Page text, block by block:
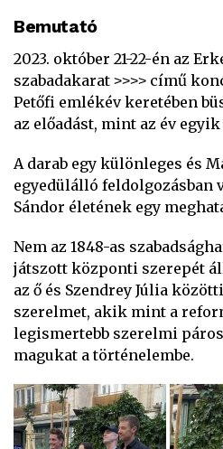
Bemutató
2023. október 21-22-én az
szabadakarat ˃˃˃˃ című
Petőfi emlékév keretében
az előadást, mint az év
A darab egy különleges és
egyedülálló feldolgozásban
Sándor életének egy
Nem az 1848-as
játszott központi szerepét
az ő és Szendrey Júlia
szerelmet, akik mint a
legismertebb szerelmi
magukat a történelembe.